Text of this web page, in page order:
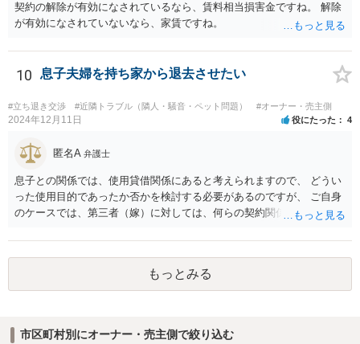
契約の解除が有効になされているなら、賃料相当損害金ですね。 解除
が有効になされていないなら、家賃ですね。
10 息子夫婦を持ち家から退去させたい
#立ち退き交渉 #近隣トラブル（隣人・騒音・ペット問題） #オーナー・売主側
2024年12月11日 役にたった 4
匿名A 弁護士
息子との関係では、使用貸借関係にあると考えられますので、 どうい
った使用目的であったか否かを検討する必要があるのですが、 ご自身
のケースでは、第三者（嫁）に対しては、何らの契約関係にもなく、
るまで賃料相当の損害賠償を続ける）。また、息子との関係でも、勝
手に第三者に又貸ししたとして、使用貸借契約の解除を検討すること
も考えられます。 ただ、同じ家にお住まいということですので、 場合
によっては、安全面を考慮して、警察へ事前に相談（あまり親身に対
の申立てもご検討なさるとよいかと思います。
もっとみる
市区町村別にオーナー・売主側で絞り込む